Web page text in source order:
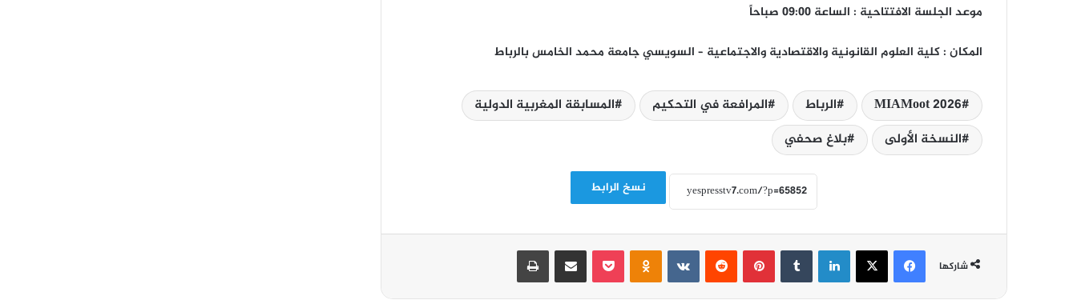
موعد الجلسة الافتتاحية : الساعة 09:00 صباحاً
المكان : كلية العلوم القانونية والاقتصادية والاجتماعية – السويسي جامعة محمد الخامس بالرباط
MIAMoot 2026 الرباط المرافعة في التحكيم
المسابقة المغربية الدولية
النسخة الأولى
بلاغ صحفي
نسخ الرابط
شاركها
فيسبوك ‫X لينكدإن بينتيريست مشاركة عبر البريد